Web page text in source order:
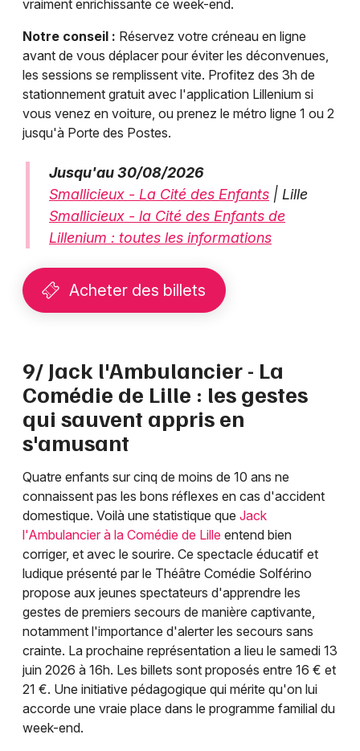
vraiment enrichissante ce week-end.
Notre conseil : Réservez votre créneau en ligne
avant de vous déplacer pour éviter les déconvenues,
les sessions se remplissent vite. Profitez des 3h de
stationnement gratuit avec l'application Lillenium si
vous venez en voiture, ou prenez le métro ligne 1 ou 2
jusqu'à Porte des Postes.
Jusqu'au 30/08/2026
Smallicieux - La Cité des Enfants | Lille
Smallicieux - la Cité des Enfants de
Lillenium : toutes les informations
Acheter des billets
9/ Jack l'Ambulancier - La
Comédie de Lille : les gestes
qui sauvent appris en
s'amusant
Quatre enfants sur cinq de moins de 10 ans ne
connaissent pas les bons réflexes en cas d'accident
domestique. Voilà une statistique que Jack
l'Ambulancier à la Comédie de Lille entend bien
corriger, et avec le sourire. Ce spectacle éducatif et
ludique présenté par le Théâtre Comédie Solférino
propose aux jeunes spectateurs d'apprendre les
gestes de premiers secours de manière captivante,
notamment l'importance d'alerter les secours sans
crainte. La prochaine représentation a lieu le samedi 13
juin 2026 à 16h. Les billets sont proposés entre 16 € et
21 €. Une initiative pédagogique qui mérite qu'on lui
accorde une vraie place dans le programme familial du
week-end.